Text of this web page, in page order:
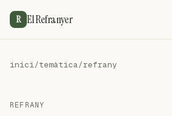
R El Refranyer
inici/temàtica/refrany
REFRANY